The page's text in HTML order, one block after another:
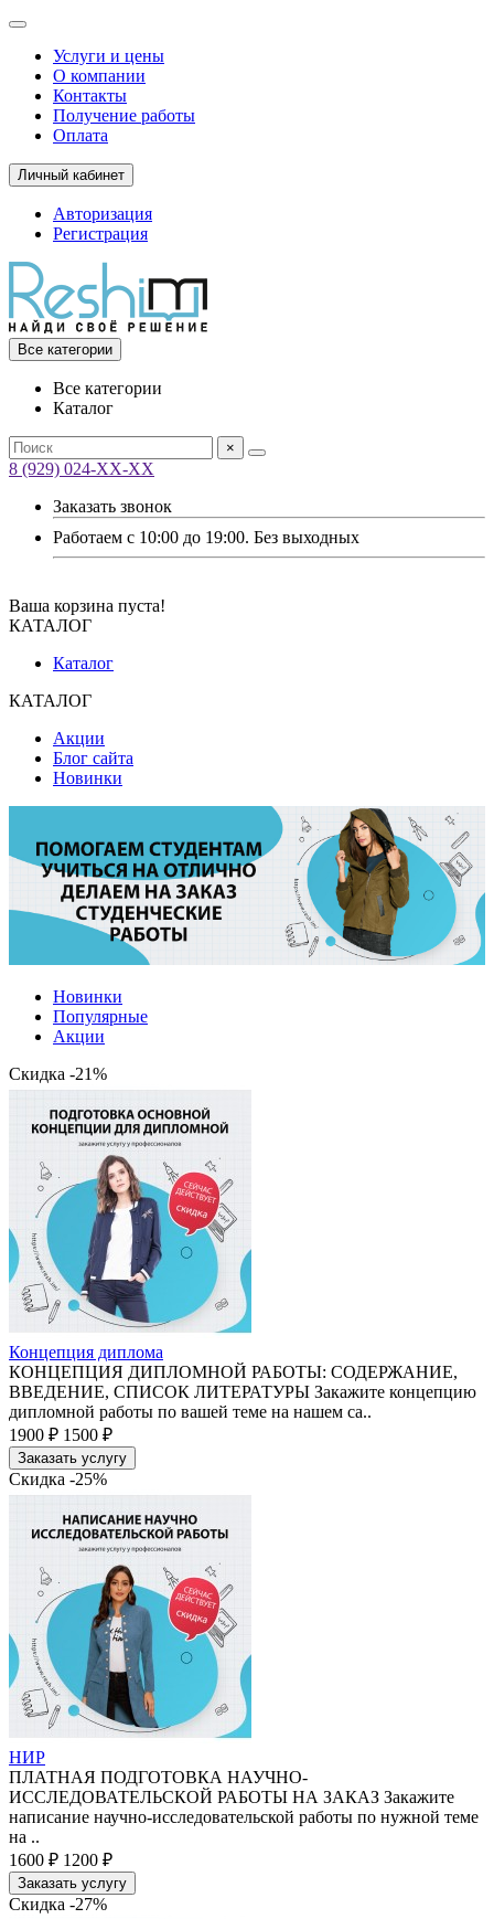
Услуги и цены
О компании
Контакты
Получение работы
Оплата
Личный кабинет
Авторизация
Регистрация
Все категории
Все категории
Каталог
×
8 (929) 024-ХХ-ХХ
Заказать звонок
Работаем с 10:00 до 19:00. Без выходных
Ваша корзина пуста!
КАТАЛОГ
Каталог
КАТАЛОГ
Акции
Блог сайта
Новинки
Новинки
Популярные
Акции
Скидка -21%
Концепция диплома
КОНЦЕПЦИЯ ДИПЛОМНОЙ РАБОТЫ: СОДЕРЖАНИЕ,
ВВЕДЕНИЕ, СПИСОК ЛИТЕРАТУРЫ Закажите концепцию
дипломной работы по вашей теме на нашем са..
1900 ₽ 1500 ₽
Заказать услугу
Скидка -25%
НИР
ПЛАТНАЯ ПОДГОТОВКА НАУЧНО-
ИССЛЕДОВАТЕЛЬСКОЙ РАБОТЫ НА ЗАКАЗ Закажите
написание научно-исследовательской работы по нужной теме
на ..
1600 ₽ 1200 ₽
Заказать услугу
Скидка -27%